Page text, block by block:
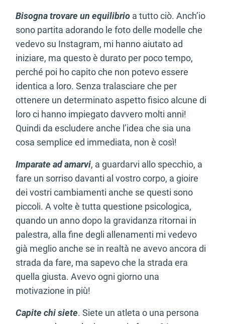
Bisogna trovare un equilibrio a tutto ciò. Anch’io
sono partita adorando le foto delle modelle che
vedevo su Instagram, mi hanno aiutato ad
iniziare, ma questo è durato per poco tempo,
perché poi ho capito che non potevo essere
identica a loro. Senza tralasciare che per
ottenere un determinato aspetto fisico alcune di
loro ci hanno impiegato davvero molti anni!
Quindi da escludere anche l’idea che sia una
cosa semplice ed immediata, non è così!
Imparate ad amarvi, a guardarvi allo specchio, a
fare un sorriso davanti al vostro corpo, a gioire
dei vostri cambiamenti anche se questi sono
piccoli. A volte è tutta questione psicologica,
quando un anno dopo la gravidanza ritornai in
palestra, alla fine degli allenamenti mi vedevo
già meglio anche se in realtà ne avevo ancora di
strada da fare, ma sapevo che la strada era
quella giusta. Avevo ogni giorno una
motivazione in più!
Capite chi siete. Siete un atleta o una persona